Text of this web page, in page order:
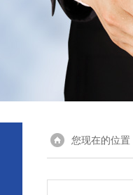
您现在的位置